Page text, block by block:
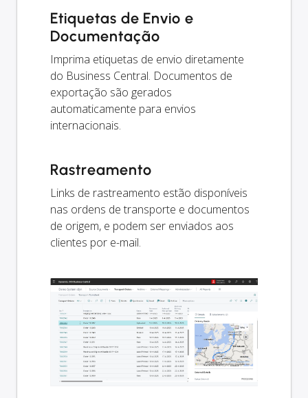
Etiquetas de Envio e
Documentação
Imprima etiquetas de envio diretamente
do Business Central. Documentos de
exportação são gerados
automaticamente para envios
internacionais.
Rastreamento
Links de rastreamento estão disponíveis
nas ordens de transporte e documentos
de origem, e podem ser enviados aos
clientes por e-mail.